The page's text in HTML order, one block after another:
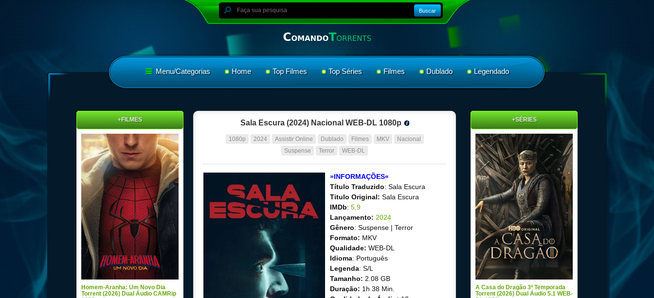
Buscar
Menu/Categorias Home Top Filmes Top Séries Filmes Dublado Legendado
Sala Escura (2024) Nacional WEB-DL 1080p
1080p 2024 Assistir Online Dublado Filmes MKV
Nacional
Suspense
Terror WEB-DL
»INFORMAÇÕES«
Título Traduzido: Sala Escura
Titulo Original: Sala Escura
IMDb: 5,9
Lançamento: 2024
Gênero: Suspense | Terror
Formato: MKV
Qualidade: WEB-DL
Idioma: Português
Legenda: S/L
Tamanho: 2.08 GB
Duração: 1h 38 Min.
+FILMES
Homem-Aranha: Um Novo Dia
Torrent (2026) Dual Áudio CAMRip
+SÉRIES
A Casa do Dragão 3ª Temporada
Torrent (2026) Dual Áudio 5.1 WEB-